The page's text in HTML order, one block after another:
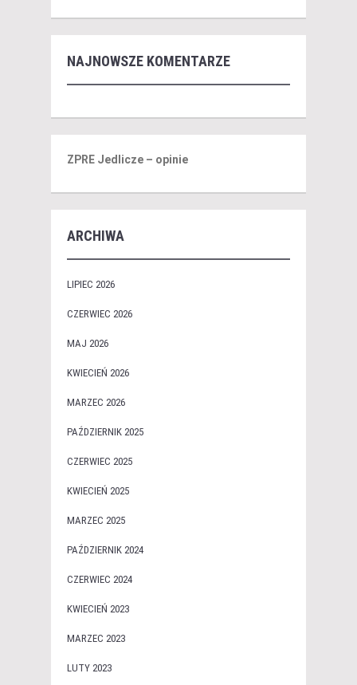
NAJNOWSZE KOMENTARZE
ZPRE Jedlicze – opinie
ARCHIWA
LIPIEC 2026
CZERWIEC 2026
MAJ 2026
KWIECIEŃ 2026
MARZEC 2026
PAŹDZIERNIK 2025
CZERWIEC 2025
KWIECIEŃ 2025
MARZEC 2025
PAŹDZIERNIK 2024
CZERWIEC 2024
KWIECIEŃ 2023
MARZEC 2023
LUTY 2023